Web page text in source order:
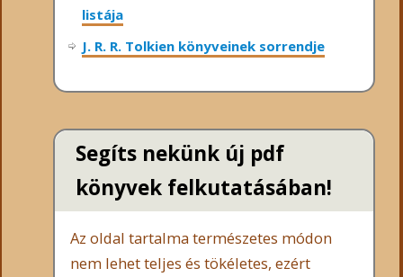
listája
J. R. R. Tolkien könyveinek sorrendje
Segíts nekünk új pdf
könyvek felkutatásában!
Az oldal tartalma természetes módon
nem lehet teljes és tökéletes, ezért